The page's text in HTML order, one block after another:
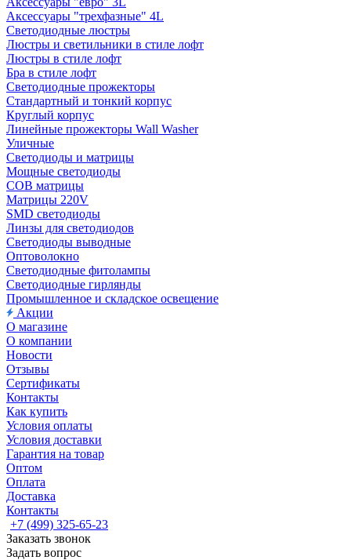
Аксессуары "трехфазные" 4L
Светодиодные люстры
Люстры и светильники в стиле лофт
Люстры в стиле лофт
Бра в стиле лофт
Светодиодные прожекторы
Стандартный и тонкий корпус
Круглый корпус
Линейные прожекторы Wall Washer
Уличные
Светодиоды и матрицы
Мощные светодиоды
COB матрицы
Матрицы 220V
SMD светодиоды
Линзы для светодиодов
Светодиоды выводные
Оптоволокно
Светодиодные фитолампы
Светодиодные гирлянды
Промышленное и складское освещение
Акции
О магазине
О компании
Новости
Отзывы
Сертификаты
Контакты
Как купить
Условия оплаты
Условия доставки
Гарантия на товар
Оптом
Оплата
Доставка
Контакты
+7 (499) 325-65-23
Заказать звонок
Задать вопрос